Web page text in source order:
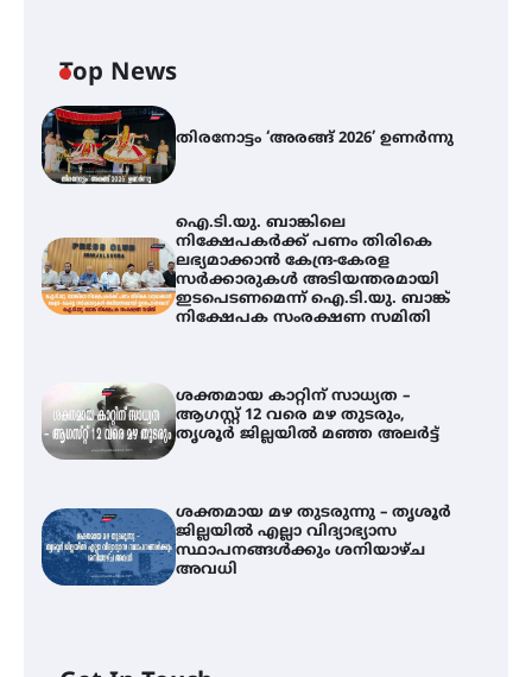
Top News
തിരനോട്ടം ‘അരങ്ങ് 2026’ ഉണർന്നു
ഐ.ടി.യു. ബാങ്കിലെ
നിക്ഷേപകർക്ക് പണം തിരികെ
ലഭ്യമാക്കാൻ കേന്ദ്ര-കേരള
സർക്കാരുകൾ അടിയന്തരമായി
ഇടപെടണമെന്ന് ഐ.ടി.യു. ബാങ്ക്
നിക്ഷേപക സംരക്ഷണ സമിതി
ശക്തമായ കാറ്റിന് സാധ്യത –
ആഗസ്റ്റ് 12 വരെ മഴ തുടരും,
തൃശൂർ ജില്ലയിൽ മഞ്ഞ അലർട്ട്
ശക്തമായ മഴ തുടരുന്നു – തൃശൂർ
ജില്ലയിൽ എല്ലാ വിദ്യാഭ്യാസ
സ്ഥാപനങ്ങൾക്കും ശനിയാഴ്ച
അവധി
ഐ.ടി.യു. ബാങ്കിലെ
നിക്ഷേപകർക്ക് പണം തിരികെ
ലഭ്യമാക്കാൻ കേന്ദ്ര-കേരള